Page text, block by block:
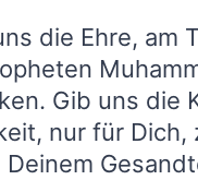
die Ehre, am
Gib uns die
nur für